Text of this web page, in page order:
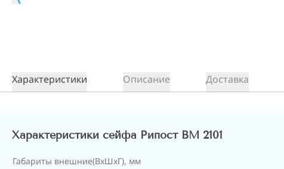
Характеристики Описание Доставка
Характеристики сейфа Рипост ВМ 2101
Габариты внешние(ВхШхГ), мм